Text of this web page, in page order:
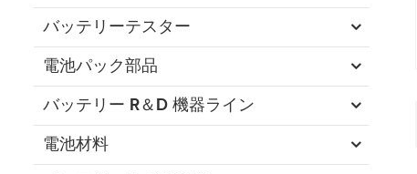
バッテリーテスター
電池パック部品
バッテリー R＆D 機器ライン
電池材料